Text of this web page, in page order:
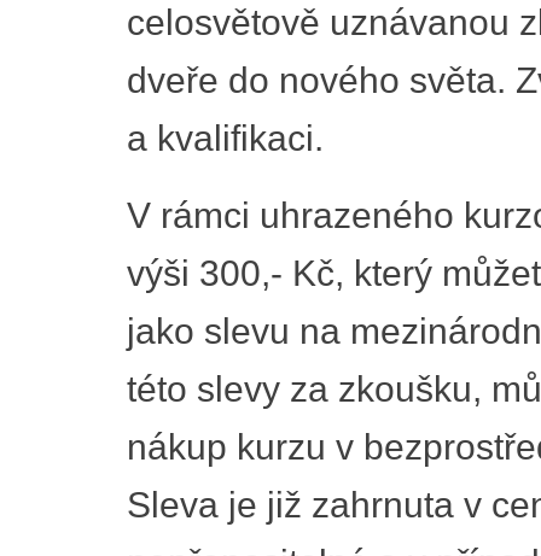
celosvětově uznávanou
dveře do nového světa.
a kvalifikaci.
V rámci uhrazeného
výši 300,- Kč, který
jako slevu na
této slevy za zkoušku,
nákup kurzu v
Sleva je již zahrnuta v